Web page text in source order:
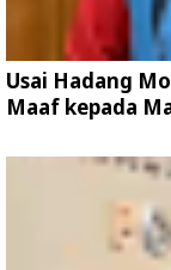
Usai Hadang
Maaf kepada